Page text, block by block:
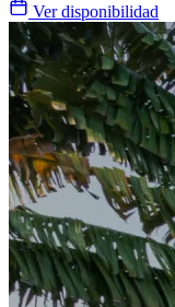
Ver disponibilidad